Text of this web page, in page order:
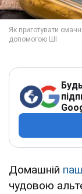
Домашній
чудовою